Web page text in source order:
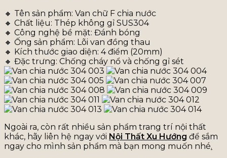
🔸 Tên sản phẩm: Van chữ F chia nước
🔸 Chất liệu: Thép không gỉ SUS304
🔸 Công nghệ bề mặt: Đánh bóng
🔸 Ống sản phẩm: Lõi van đồng thau
🔸 Kích thước giao diện: 4 điểm (20mm)
🔸 Đặc trưng: Chống cháy nổ và chống gỉ sét
Ngoài ra, còn rất nhiều sản phẩm trang trí nội thất
khác, hãy liên hệ ngay với Nội Thất Xu Hướng để sắm
ngay cho mình sản phẩm mà bạn mong muốn nhé.